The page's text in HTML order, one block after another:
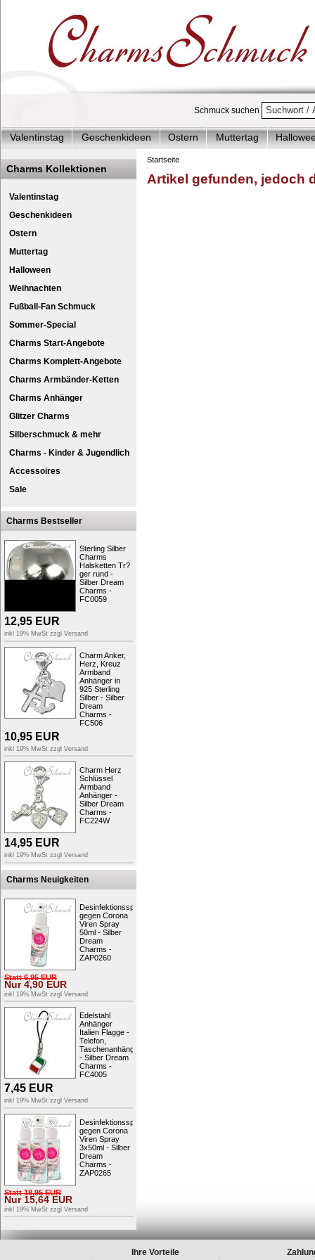
Schmuck suchen
Valentinstag Geschenkideen Ostern Muttertag
Charms Start-Angebote
Charms Komplett-Angebote
Silberschmuck & mehr
Charms - Kinder & Jugendlich
Charms Kollektionen
Valentinstag
Geschenkideen
Ostern
Muttertag
Halloween
Weihnachten
Fußball-Fan Schmuck
Sommer-Special
Charms Start-Angebote
Charms Komplett-Angebote
Charms Armbänder-Ketten
Charms Anhänger
Glitzer Charms
Silberschmuck & mehr
Charms - Kinder & Jugendlich
Accessoires
Sale
Charms Bestseller
Sterling Silber
Charms
Halsketten Tr?
ger rund -
Silber Dream
Charms -
FC0059
12,95 EUR
inkl 19% MwSt zzgl Versand
Charm Anker,
Herz, Kreuz
Armband
Anhänger in
925 Sterling
Silber - Silber
Dream
Charms -
FC506
10,95 EUR
inkl 19% MwSt zzgl Versand
Charm Herz
Schlüssel
Armband
Anhänger -
Silber Dream
Charms -
FC224W
14,95 EUR
inkl 19% MwSt zzgl Versand
Charms Neuigkeiten
Desinfektionsspray
gegen Corona
Viren Spray
50ml - Silber
Dream
Charms -
ZAP0260
Statt6,95EUR
Nur4,90EUR
inkl 19% MwSt zzgl Versand
Edelstahl
Anhänger
Italien Flagge -
Telefon,
Taschenanhänger
- Silber Dream
Charms -
FC4005
7,45 EUR
inkl 19% MwSt zzgl Versand
Desinfektionsspray
gegen Corona
Viren Spray
3x50ml - Silber
Dream
Charms -
ZAP0265
Statt18,95EUR
Nur15,64EUR
inkl 19% MwSt zzgl Versand
Startseite
Charm Kleiner Fisch
Artikel gefunden, jedoch
Ihre Vorteile